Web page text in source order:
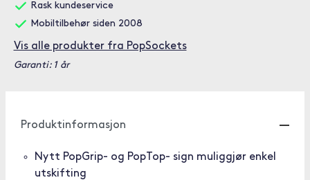
Rask kundeservice
Mobiltilbehør siden 2008
Vis alle produkter fra PopSockets
Garanti: 1 år
Produktinformasjon
Nytt PopGrip- og PopTop- sign muliggjør enkel
utskifting